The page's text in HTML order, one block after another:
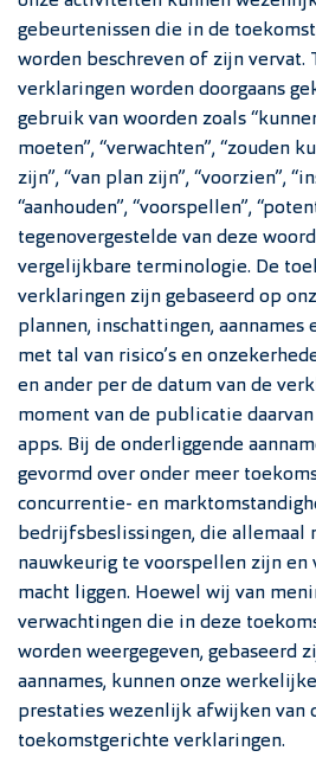
gebeurtenissen die in de
worden beschreven of zijn vervat.
verklaringen worden doorgaans
gebruik van woorden zoals
moeten”, “verwachten”, “zouden
zijn”, “van plan zijn”, “voorzien”,
“aanhouden”, “voorspellen”,
tegenovergestelde van deze
vergelijkbare terminologie. De
verklaringen zijn gebaseerd op
plannen, inschattingen, aannames
met tal van risico’s en
en ander per de datum van de
moment van de publicatie
apps. Bij de onderliggende
gevormd over onder meer
concurrentie- en
bedrijfsbeslissingen, die
nauwkeurig te voorspellen zijn en
macht liggen. Hoewel wij van
verwachtingen die in deze
worden weergegeven, gebaseerd
aannames, kunnen onze
prestaties wezenlijk afwijken van
toekomstgerichte verklaringen.